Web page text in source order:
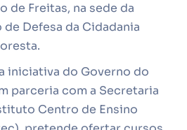
de Freitas, na sede da
Defesa da Cidadania
iniciativa do Governo do
parceria com a Secretaria
Centro de Ensino